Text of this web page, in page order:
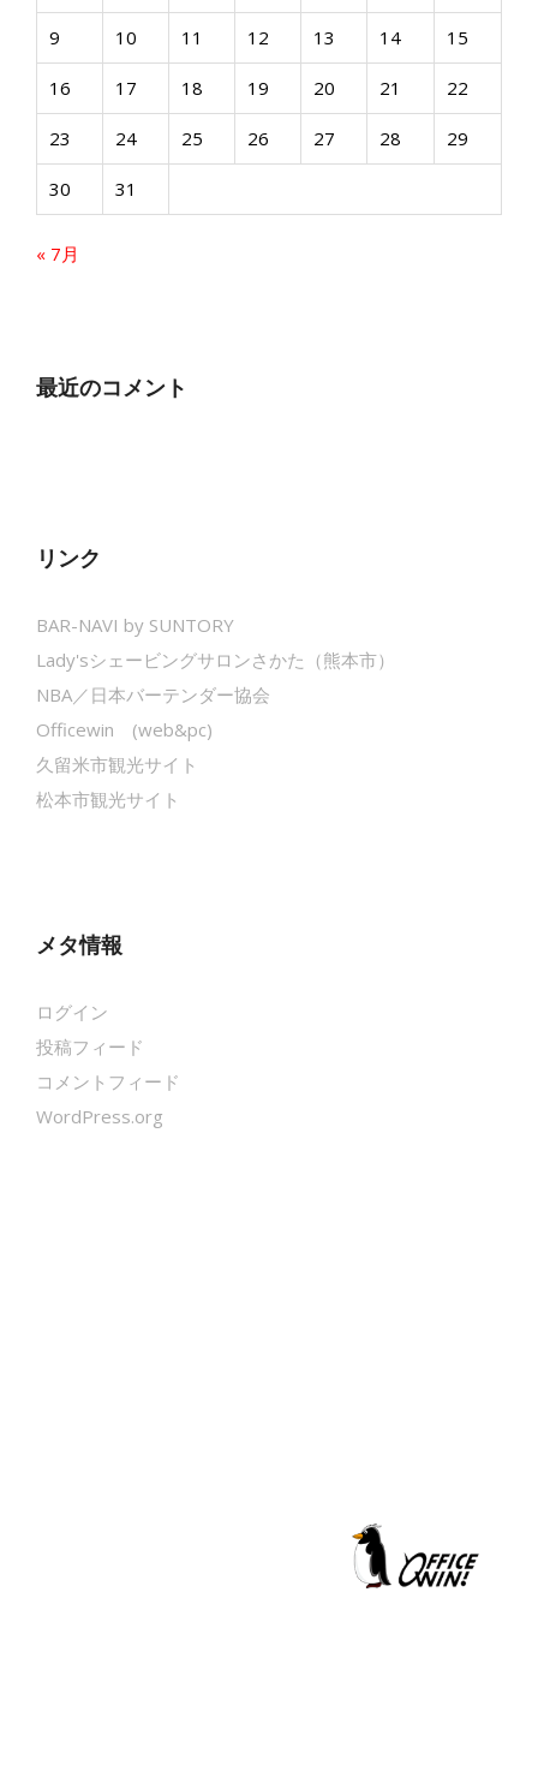
9 10 11 12 13 14 15
16 17 18 19 20 21 22
23 24 25 26 27 28 29
30 31
« 7月
最近のコメント
リンク
BAR-NAVI by SUNTORY
Lady'sシェービングサロンさかた（熊本市）
NBA／日本バーテンダー協会
Officewin (web&pc)
久留米市観光サイト
松本市観光サイト
メタ情報
ログイン
投稿フィード
コメントフィード
WordPress.org